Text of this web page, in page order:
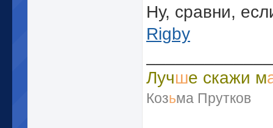
Ну, сравни,
Rigby
Лучше скажи м
Козьма Прутков